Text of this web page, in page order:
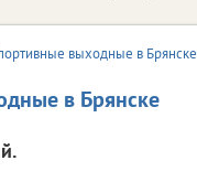
выходные в Брянске
в Брянске